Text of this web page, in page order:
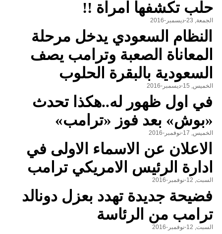
حلب تكشفها امراة !!
الجمعة, 23-ديسمبر-2016
النظام السعودي يدخل مرحلة
المعاناة الصعبة وترامب يصف
السعودية بالبقرة الحلوب
الخميس, 15-ديسمبر-2016
في اول ظهور له..هكذا تحدث
«بوش» بعد فوز «ترامب»
الخميس, 17-نوفمبر-2016
الاعلان عن الاسماء الاولى في
ادارة الرئيس الامريكي ترامب
السبت, 12-نوفمبر-2016
فضيحة جديدة تهدد بعزل دونالد
ترامب من الرئاسة
السبت, 12-نوفمبر-2016